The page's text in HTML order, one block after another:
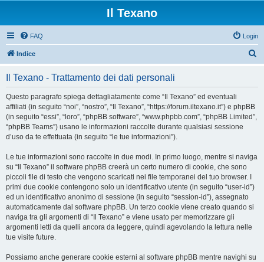
Il Texano
FAQ Login
Indice
Il Texano - Trattamento dei dati personali
Questo paragrafo spiega dettagliatamente come “Il Texano” ed eventuali
affiliati (in seguito “noi”, “nostro”, “Il Texano”, “https://forum.iltexano.it”) e phpBB
(in seguito “essi”, “loro”, “phpBB software”, “www.phpbb.com”, “phpBB Limited”,
“phpBB Teams”) usano le informazioni raccolte durante qualsiasi sessione
d’uso da te effettuata (in seguito “le tue informazioni”).
Le tue informazioni sono raccolte in due modi. In primo luogo, mentre si naviga
su “Il Texano” il software phpBB creerà un certo numero di cookie, che sono
piccoli file di testo che vengono scaricati nei file temporanei del tuo browser. I
primi due cookie contengono solo un identificativo utente (in seguito “user-id”)
ed un identificativo anonimo di sessione (in seguito “session-id”), assegnato
automaticamente dal software phpBB. Un terzo cookie viene creato quando si
naviga tra gli argomenti di “Il Texano” e viene usato per memorizzare gli
argomenti letti da quelli ancora da leggere, quindi agevolando la lettura nelle
tue visite future.
Possiamo anche generare cookie esterni al software phpBB mentre navighi su